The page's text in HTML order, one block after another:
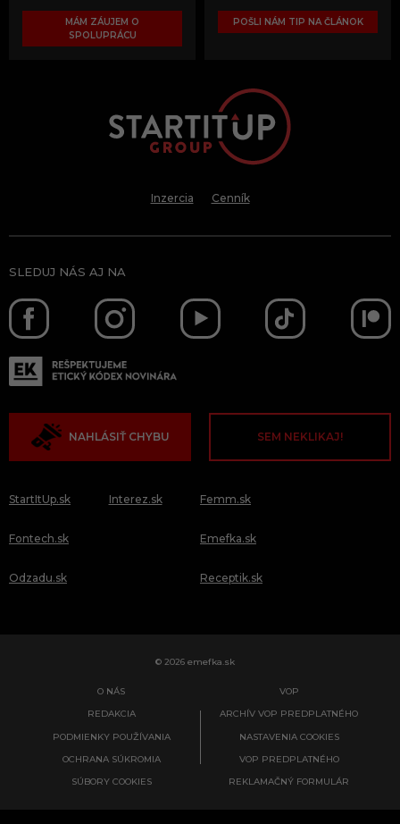
MÁM ZÁUJEM O
SPOLUPRÁCU
POŠLI NÁM TIP NA ČLÁNOK
Inzercia Cenník
SLEDUJ NÁS AJ NA
NAHLÁSIŤ CHYBU SEM NEKLIKAJ!
StartItUp.sk
Fontech.sk
Odzadu.sk
Interez.sk Femm.sk
Emefka.sk
Receptik.sk
© 2026 emefka.sk
O NÁS
REDAKCIA
PODMIENKY POUŽÍVANIA
OCHRANA SÚKROMIA
SÚBORY COOKIES
VOP
ARCHÍV VOP PREDPLATNÉHO
NASTAVENIA COOKIES
VOP PREDPLATNÉHO
REKLAMAČNÝ FORMULÁR